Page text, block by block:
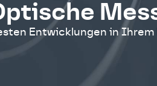
Entwicklungen in